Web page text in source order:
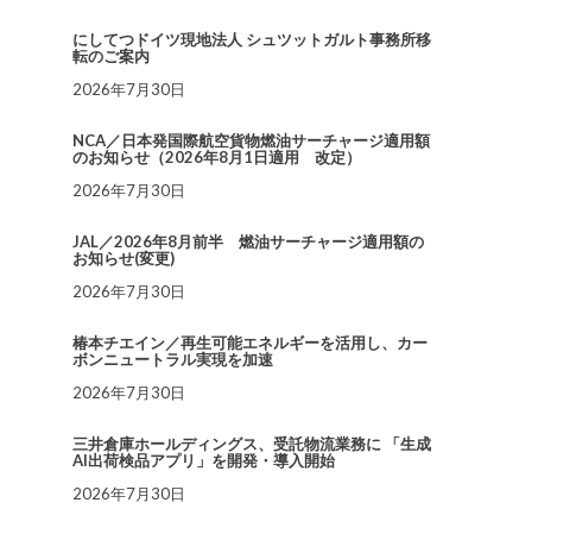
にしてつドイツ現地法人 シュツットガルト事務所移
転のご案内
2026年7月30日
NCA／日本発国際航空貨物燃油サーチャージ適用額
のお知らせ（2026年8月1日適用 改定）
2026年7月30日
JAL／2026年8月前半 燃油サーチャージ適用額の
お知らせ(変更)
2026年7月30日
椿本チエイン／再生可能エネルギーを活用し、カー
ボンニュートラル実現を加速
2026年7月30日
三井倉庫ホールディングス、受託物流業務に 「生成
AI出荷検品アプリ」を開発・導入開始
2026年7月30日